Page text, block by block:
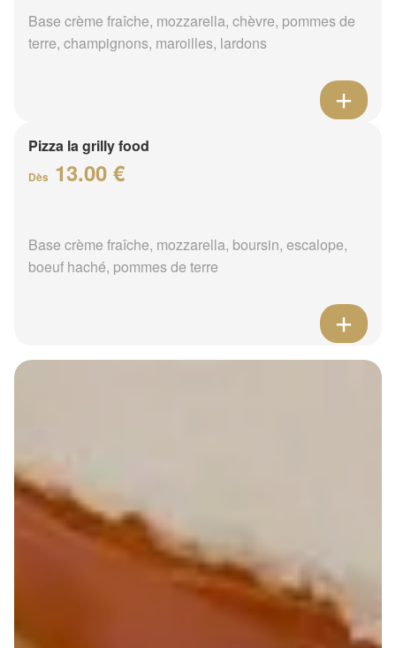
Base crème fraîche, mozzarella, chèvre, pommes de
terre, champignons, maroilles, lardons
Pizza la grilly food
Dès 13.00 €
Base crème fraîche, mozzarella, boursin, escalope,
boeuf haché, pommes de terre